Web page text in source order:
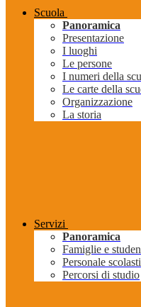
Scuola
Panoramica
Presentazione
I luoghi
Le persone
I numeri della
Le carte della
Organizzazione
La storia
Servizi
Panoramica
Famiglie e
Personale
Percorsi di studio